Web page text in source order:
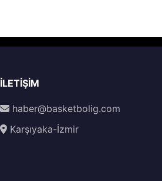
İLETIŞIM
haber@basketbolig.com
Karşıyaka-İzmir